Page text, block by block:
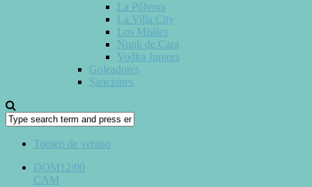
La Pólvora
La Villa City
Los Misiles
Nunk de Cara
Vodka Juniors
Goleadores
Sanciones
Torneo de verano
DOM12:00
CAM